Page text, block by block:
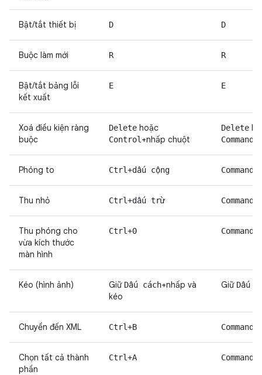
Bật/tắt thiết bị D D
Buộc làm mới R R
Bật/tắt bảng lỗi
kết xuất
E E
Xoá điều kiện ràng
buộc
Delete hoặc
Control +nhấp chuột
Delete
Command
Phóng to Ctrl+dấu cộng
Thu nhỏ Ctrl+dấu trừ
Thu phóng cho
vừa kích thước
màn hình
Ctrl+0
Kéo (hình ảnh) Giữ Dấu cách+nhấp và
kéo
Giữ Dấu
Chuyển đến XML Ctrl+B
Chọn tất cả thành
phần
Ctrl+A